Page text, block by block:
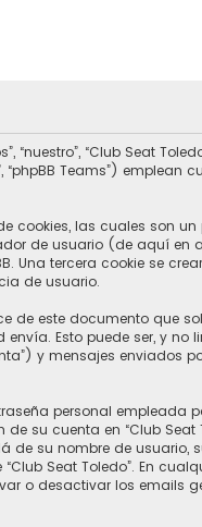
“Club Seat
“phpBB Teams”) emplean
cookies, las cuales son
de usuario (de aquí en
Una tercera cookie se
de usuario.
de este documento que
Esto puede ser, y no
y mensajes enviados
personal empleada
su cuenta en “Club Seat
de su nombre de usuario,
Seat Toledo”. En
o desactivar los emails